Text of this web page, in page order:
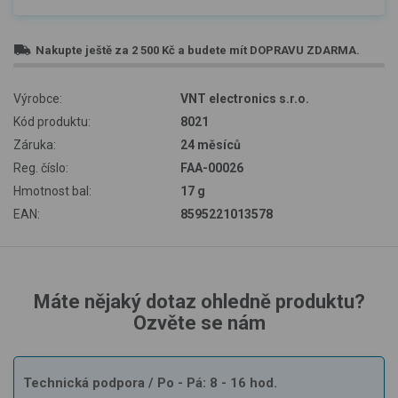
Nakupte ještě za 2 500 Kč a budete mít DOPRAVU ZDARMA.
Výrobce:
VNT electronics s.r.o.
Kód produktu:
8021
Záruka:
24 měsíců
Reg. číslo:
FAA-00026
Hmotnost bal:
17 g
EAN:
8595221013578
Máte nějaký dotaz ohledně produktu?
Ozvěte se nám
Technická podpora / Po - Pá: 8 - 16 hod.